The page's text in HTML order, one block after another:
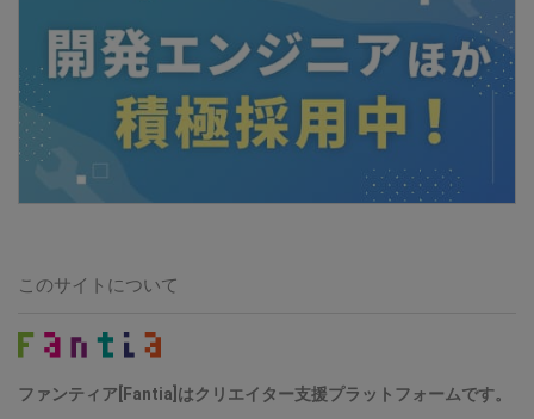
このサイトについて
ファンティア[Fantia]はクリエイター支援プラットフォームです。